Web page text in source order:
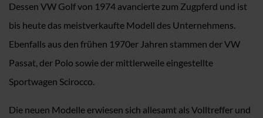
Dessen VW Golf von 1974 avancierte zum Zugpferd und ist
bis heute das meistverkaufte Modell des Unternehmens.
Ebenfalls aus den frühen 1970er Jahren stammen der VW
Passat, der Polo sowie der mittlerweile eingestellte
Sportwagen Scirocco.
Die neuen Modelle erwiesen sich allesamt als Volltreffer und